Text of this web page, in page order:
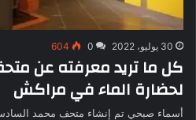
30 يوليو، 2022 0
604
كل ما تريد معرفته عن
لحضارة الماء في مراكش
أسماء صبحي تم إنشاء متحف محمد